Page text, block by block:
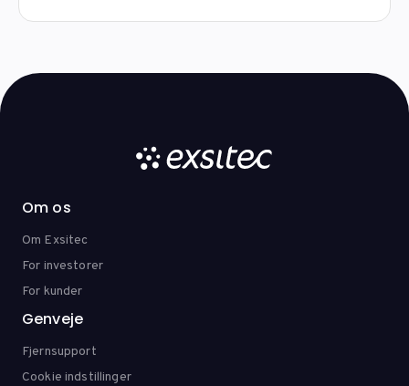
Om os
Om Exsitec
For investorer
For kunder
Genveje
Fjernsupport
Cookie indstillinger